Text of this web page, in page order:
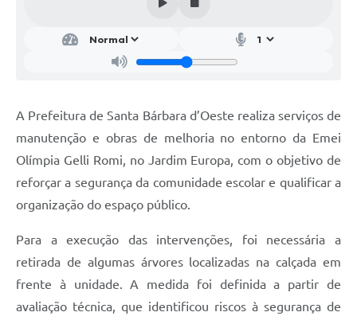
Parcerias com Organização da Sociedade Civil (OSC)
Conselhos Municipais
Principal
Galeria de Fotos
Legislação
Links
A Prefeitura de Santa Bárbara d’Oeste realiza serviços de
manutenção e obras de melhoria no entorno da Emei
Olímpia Gelli Romi, no Jardim Europa, com o objetivo de
reforçar a segurança da comunidade escolar e qualificar a
organização do espaço público.
Para a execução das intervenções, foi necessária a
retirada de algumas árvores localizadas na calçada em
frente à unidade. A medida foi definida a partir de
avaliação técnica, que identificou riscos à segurança de